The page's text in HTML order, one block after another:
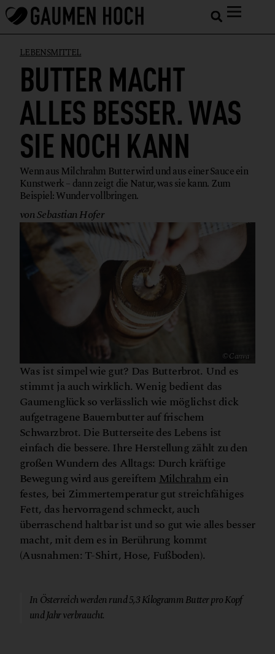
LEBENSMITTEL
BUTTER MACHT
ALLES BESSER. WAS
SIE NOCH KANN
Wenn aus Milchrahm Butter wird und aus einer Sauce ein
Kunstwerk – dann zeigt die Natur, was sie kann. Zum
Beispiel: Wunder vollbringen.
von Sebastian Hofer
© Canva
Was ist simpel wie gut? Das Butterbrot. Und es
stimmt ja auch wirklich. Wenig bedient das
Gaumenglück so verlässlich wie möglichst dick
aufgetragene Bauernbutter auf frischem
Schwarzbrot. Die Butterseite des Lebens ist
einfach die bessere. Ihre Herstellung zählt zu den
großen Wundern des Alltags: Durch kräftige
Bewegung wird aus gereiftemMilchrahmein
festes, bei Zimmertemperatur gut streichfähiges
Fett, das hervorragend schmeckt, auch
überraschend haltbar ist und so gut wie alles besser
macht, mit dem es in Berührung kommt
(Ausnahmen: T-Shirt, Hose, Fußboden).
In Österreich werden rund 5,3 Kilogramm Butter pro Kopf
und Jahr verbraucht.